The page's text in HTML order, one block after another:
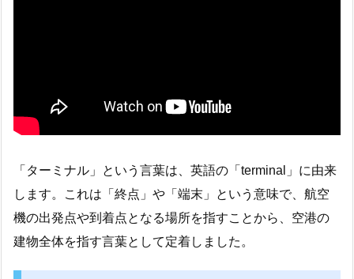
「ターミナル」という言葉は、英語の「terminal」に由来
します。これは「終点」や「端末」という意味で、航空
機の出発点や到着点となる場所を指すことから、空港の
建物全体を指す言葉として定着しました。